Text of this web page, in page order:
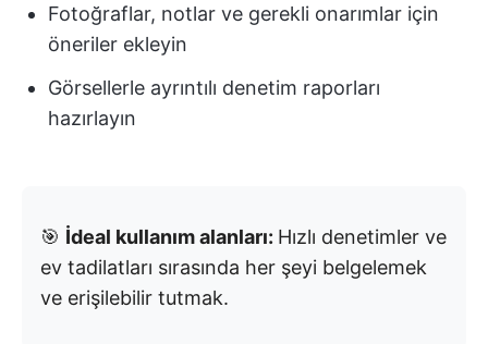
Fotoğraflar, notlar ve gerekli onarımlar için
öneriler ekleyin
Görsellerle ayrıntılı denetim raporları
hazırlayın
🎯 İdeal kullanım alanları: Hızlı denetimler ve
ev tadilatları sırasında her şeyi belgelemek
ve erişilebilir tutmak.